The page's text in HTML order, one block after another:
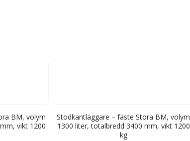
BM, volym
vikt 1200
Stödkantläggare – fäste Stora BM, volym
1300 liter, totalbredd 3400 mm, vikt 1200
kg